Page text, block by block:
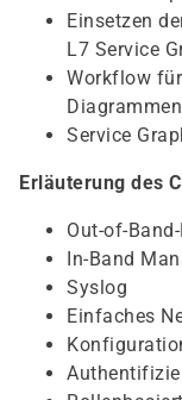
Einsetzen
L7 Service
Workflow
Diagrammen
Service
Erläuterung des
Out-of-
In-Band
Syslog
Einfaches